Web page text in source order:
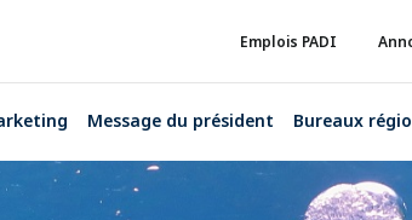
Emplois PADI
Message du président Bureaux